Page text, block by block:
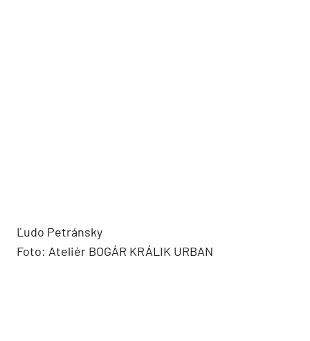
Ľudo Petránsky
Foto: Ateliér BOGÁR KRÁLIK URBAN